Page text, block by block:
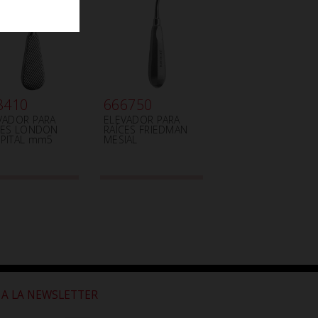
PARA
LONDON
mm5
666750
ELEVADOR PARA
RAÍCES FRIEDMAN
MESIAL
LA NEWSLETTER